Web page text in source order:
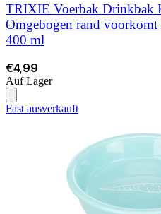
TRIXIE Voerbak Drinkbak
Omgebogen rand
400 ml
€4,99
Auf Lager
Fast ausverkauft